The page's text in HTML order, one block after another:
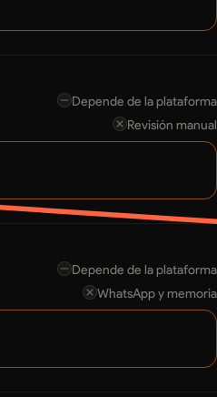
Depende de la plataforma
Revisión manual
Depende de la plataforma
WhatsApp y memoria